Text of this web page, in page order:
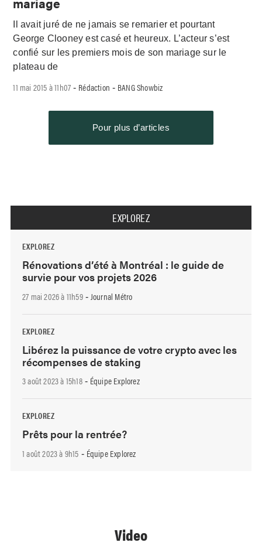
Il avait juré de ne jamais se remarier et pourtant
George Clooney est casé et heureux. L’acteur s’est
confié sur les premiers mois de son mariage sur le
plateau de
11 mai 2015 à 11h07 - Rédaction - BANG Showbiz
Pour plus d’articles
EXPLOREZ
EXPLOREZ
Rénovations d’été à Montréal : le guide de
survie pour vos projets 2026
27 mai 2026 à 11h59- Journal Métro
EXPLOREZ
Libérez la puissance de votre crypto avec les
récompenses de staking
3 août 2023 à 15h18- Équipe Explorez
EXPLOREZ
Prêts pour la rentrée?
1 août 2023 à 9h15 - Équipe Explorez
Video